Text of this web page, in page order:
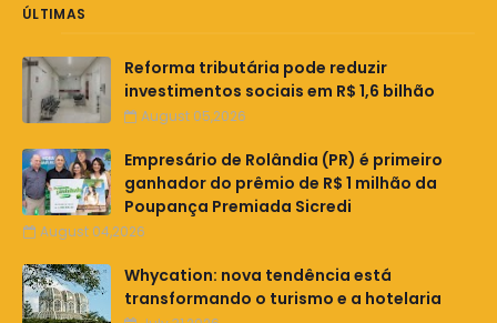
ÚLTIMAS
Reforma tributária pode reduzir
investimentos sociais em R$ 1,6 bilhão
August 05,2026
Empresário de Rolândia (PR) é primeiro
ganhador do prêmio de R$ 1 milhão da
Poupança Premiada Sicredi
August 04,2026
Whycation: nova tendência está
transformando o turismo e a hotelaria